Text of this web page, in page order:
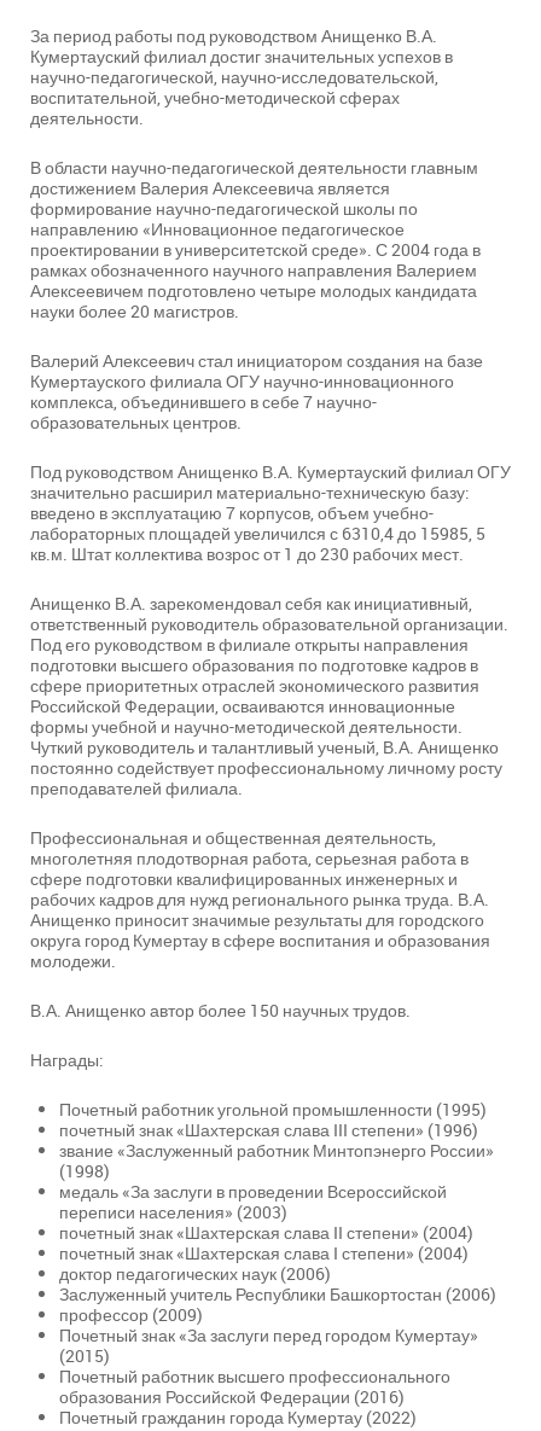
За период работы под руководством Анищенко В.А.
Кумертауский филиал достиг значительных успехов в
научно-педагогической, научно-исследовательской,
воспитательной, учебно-методической сферах
деятельности.
В области научно-педагогической деятельности главным
достижением Валерия Алексеевича является
формирование научно-педагогической школы по
направлению «Инновационное педагогическое
проектировании в университетской среде». С 2004 года в
рамках обозначенного научного направления Валерием
Алексеевичем подготовлено четыре молодых кандидата
науки более 20 магистров.
Валерий Алексеевич стал инициатором создания на базе
Кумертауского филиала ОГУ научно-инновационного
комплекса, объединившего в себе 7 научно-
образовательных центров.
Под руководством Анищенко В.А. Кумертауский филиал ОГУ
значительно расширил материально-техническую базу:
введено в эксплуатацию 7 корпусов, объем учебно-
лабораторных площадей увеличился с 6310,4 до 15985, 5
кв.м. Штат коллектива возрос от 1 до 230 рабочих мест.
Анищенко В.А. зарекомендовал себя как инициативный,
ответственный руководитель образовательной организации.
Под его руководством в филиале открыты направления
подготовки высшего образования по подготовке кадров в
сфере приоритетных отраслей экономического развития
Российской Федерации, осваиваются инновационные
формы учебной и научно-методической деятельности.
Чуткий руководитель и талантливый ученый, В.А. Анищенко
постоянно содействует профессиональному личному росту
преподавателей филиала.
Профессиональная и общественная деятельность,
многолетняя плодотворная работа, серьезная работа в
сфере подготовки квалифицированных инженерных и
рабочих кадров для нужд регионального рынка труда. В.А.
Анищенко приносит значимые результаты для городского
округа город Кумертау в сфере воспитания и образования
молодежи.
В.А. Анищенко автор более 150 научных трудов.
Награды:
Почетный работник угольной промышленности (1995)
почетный знак «Шахтерская слава III степени» (1996)
звание «Заслуженный работник Минтопэнерго России»
(1998)
медаль «За заслуги в проведении Всероссийской
переписи населения» (2003)
почетный знак «Шахтерская слава II степени» (2004)
почетный знак «Шахтерская слава I степени» (2004)
доктор педагогических наук (2006)
Заслуженный учитель Республики Башкортостан (2006)
профессор (2009)
Почетный знак «За заслуги перед городом Кумертау»
(2015)
Почетный работник высшего профессионального
образования Российской Федерации (2016)
Почетный гражданин города Кумертау (2022)